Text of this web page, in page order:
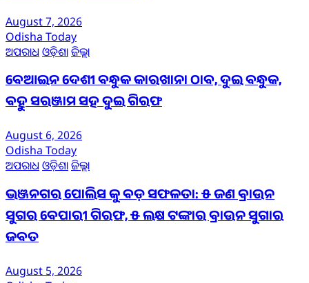
August 7, 2026
Odisha Today
ଅପରାଧ ଓଡ଼ିଶାଜିଲ୍ଲା
ବେଆଇନ ଦେଶୀ ବନ୍ଧୁକ କାରଖାନା ଠାବ, ଦୁଇ ବନ୍ଧୁକ,
ବହୁ ସରଞ୍ଜାମ ସହ ଦୁଇ ଗିରଫ
August 6, 2026
Odisha Today
ଅପରାଧ ଓଡ଼ିଶାଜିଲ୍ଲା
ଭଞ୍ଜନଗର ପୋଲିସ କୁ ବଡ଼ ସଫଳତା: ୫ ଜଣ ବ୍ରାଉନ
ସୁଗର ବେପାରୀ ଗିରଫ, ୫ ଲକ୍ଷ ଟଙ୍କାର ବ୍ରାଉନ ସୁଗାର
ଜବତ
August 5, 2026